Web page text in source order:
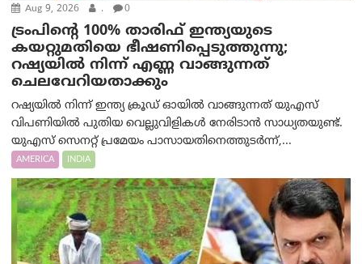
Aug 9, 2026 . 0
ട്രം‌പിന്റെ 100% താരിഫ് ഇന്ത്യയുടെ
കയറ്റുമതിയെ ഭീഷണിപ്പെടുത്തുന്നു;
റഷ്യയിൽ നിന്ന് എണ്ണ വാങ്ങുന്നത്
ചെലവേറിയതാക്കും
റഷ്യയിൽ നിന്ന് ഇന്ത്യ ക്രൂഡ് ഓയിൽ വാങ്ങുന്നത് യുഎസ്
വിപണിയിൽ പുതിയ വെല്ലുവിളികൾ നേരിടാൻ സാധ്യതയുണ്ട്.
യുഎസ് സെനറ്റ് പ്രമേയം പാസായതിനെത്തുടർന്ന്,...
AMERICA INDIA